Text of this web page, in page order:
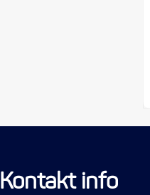
Kontakt info